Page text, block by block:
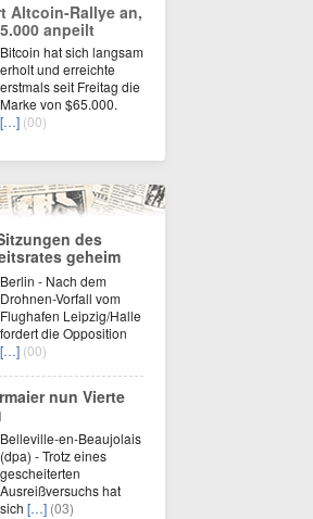
Altcoin-Rallye an,
anpeilt
Bitcoin hat sich langsam
erholt und erreichte
erstmals seit Freitag die
Marke von $65.000.
[…] (00)
des
geheim
Berlin - Nach dem
Drohnen-Vorfall vom
Flughafen Leipzig/Halle
fordert die Opposition
[…] (00)
nun Vierte
Belleville-en-Beaujolais
(dpa) - Trotz eines
gescheiterten
Ausreißversuchs hat
sich […] (03)